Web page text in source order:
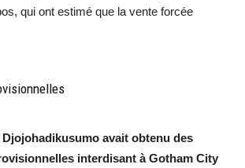
qui ont estimé que la vente forcée
Djojohadikusumo avait obtenu des
interdisant à Gotham City